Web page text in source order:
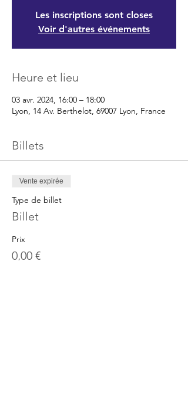
Les inscriptions sont closes
Voir d'autres événements
Heure et lieu
03 avr. 2024, 16:00 – 18:00
Lyon, 14 Av. Berthelot, 69007 Lyon, France
Billets
Vente expirée
Type de billet
Billet
Prix
0,00 €